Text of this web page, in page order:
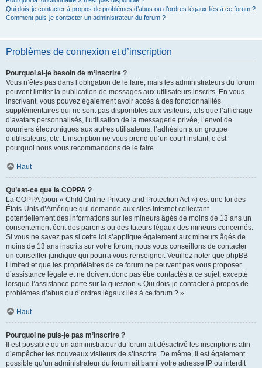
Qui dois-je contacter à propos de problèmes d’abus ou d’ordres légaux liés à ce forum ?
Comment puis-je contacter un administrateur du forum ?
Problèmes de connexion et d’inscription
Pourquoi ai-je besoin de m’inscrire ?
Vous n’êtes pas dans l’obligation de le faire, mais les administrateurs du forum
peuvent limiter la publication de messages aux utilisateurs inscrits. En vous
inscrivant, vous pouvez également avoir accès à des fonctionnalités
supplémentaires qui ne sont pas disponibles aux visiteurs, tels que l’affichage
d’avatars personnalisés, l’utilisation de la messagerie privée, l’envoi de
courriers électroniques aux autres utilisateurs, l’adhésion à un groupe
d’utilisateurs, etc. L’inscription ne vous prend qu’un court instant, c’est
pourquoi nous vous recommandons de le faire.
Haut
Qu’est-ce que la COPPA ?
La COPPA (pour « Child Online Privacy and Protection Act ») est une loi des
États-Unis d’Amérique qui demande aux sites internet collectant
potentiellement des informations sur les mineurs âgés de moins de 13 ans un
consentement écrit des parents ou des tuteurs légaux des mineurs concernés.
Si vous ne savez pas si cette loi s’applique également aux mineurs âgés de
moins de 13 ans inscrits sur votre forum, nous vous conseillons de contacter
un conseiller juridique qui pourra vous renseigner. Veuillez noter que phpBB
Limited et que les propriétaires de ce forum ne peuvent pas vous proposer
d’assistance légale et ne doivent donc pas être contactés à ce sujet, excepté
lorsque l’assistance porte sur la question « Qui dois-je contacter à propos de
problèmes d’abus ou d’ordres légaux liés à ce forum ? ».
Haut
Pourquoi ne puis-je pas m’inscrire ?
Il est possible qu’un administrateur du forum ait désactivé les inscriptions afin
d’empêcher les nouveaux visiteurs de s’inscrire. De même, il est également
possible qu’un administrateur du forum ait banni votre adresse IP ou interdit